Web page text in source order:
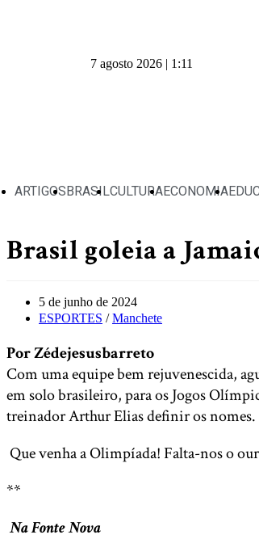
7 agosto 2026 | 1:11
ARTIGOSBRASILCULTURAECONOMIA
Brasil goleia a
5 de junho de 2024
ESPORTES / Manchete
Por Zédejesusbarreto
Com uma equipe bem rejuvenescida,
em solo brasileiro, para os Jogos
treinador Arthur Elias definir os
Que venha a Olimpíada! Falta-nos o
**
Na Fonte Nova